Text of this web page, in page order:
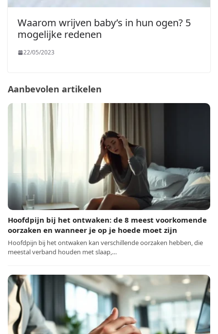
Waarom wrijven baby’s in hun ogen? 5
mogelijke redenen
22/05/2023
Aanbevolen artikelen
Hoofdpijn bij het ontwaken: de 8 meest voorkomende
oorzaken en wanneer je op je hoede moet zijn
Hoofdpijn bij het ontwaken kan verschillende oorzaken hebben, die
meestal verband houden met slaap,…